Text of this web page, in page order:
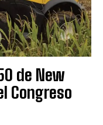
de New
Congreso